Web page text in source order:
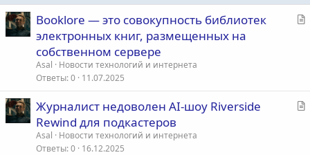
С
Booklore — это совокупность библиотек
электронных книг, размещенных на
собственном сервере
Asal
Новости технологий и интернета
Ответы 0 11.07.2025
С
Журналист недоволен AI‑шоу Riverside
Rewind для подкастеров
Asal
Новости технологий и интернета
Ответы 0 16.12.2025